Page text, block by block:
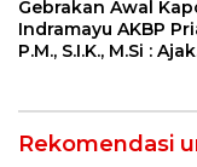
Gebrakan Awal
Indramayu AKBP
P.M., S.I.K., M.Si : Ajak
Rekomendasi